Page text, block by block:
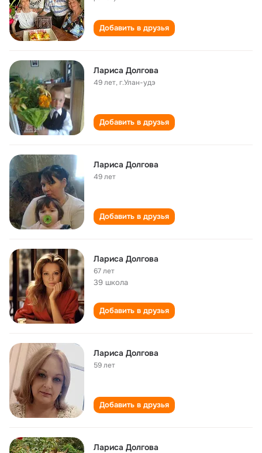
Добавить в друзья
Лариса Долгова
49 лет,г.Улан-удэ
Добавить в друзья
Лариса Долгова
49 лет
Добавить в друзья
Лариса Долгова
67 лет
39 школа
Добавить в друзья
Лариса Долгова
59 лет
Добавить в друзья
Лариса Долгова